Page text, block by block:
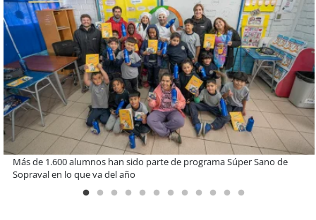
Estudiantes de la UCN desarrollan tecnología para modernizar la
operación de Ultraport Coquimbo